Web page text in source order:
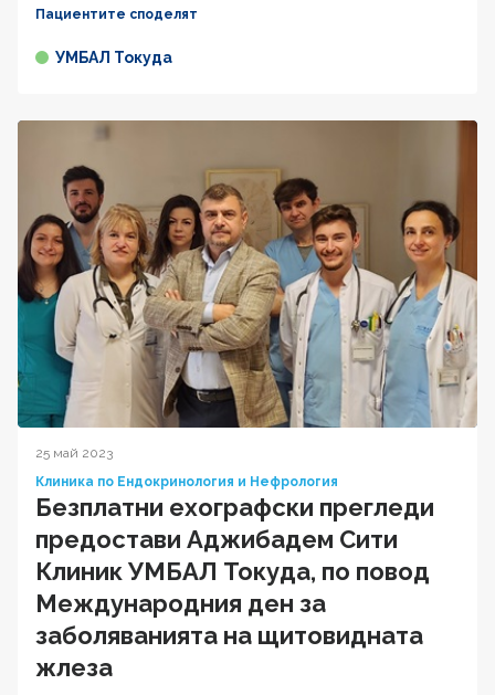
Пациентите споделят
УМБАЛ Токуда
25 май 2023
Клиника по Ендокринология и Нефрология
Безплатни ехографски прегледи
предостави Аджибадем Сити
Клиник УМБАЛ Токуда, по повод
Международния ден за
заболяванията на щитовидната
жлеза